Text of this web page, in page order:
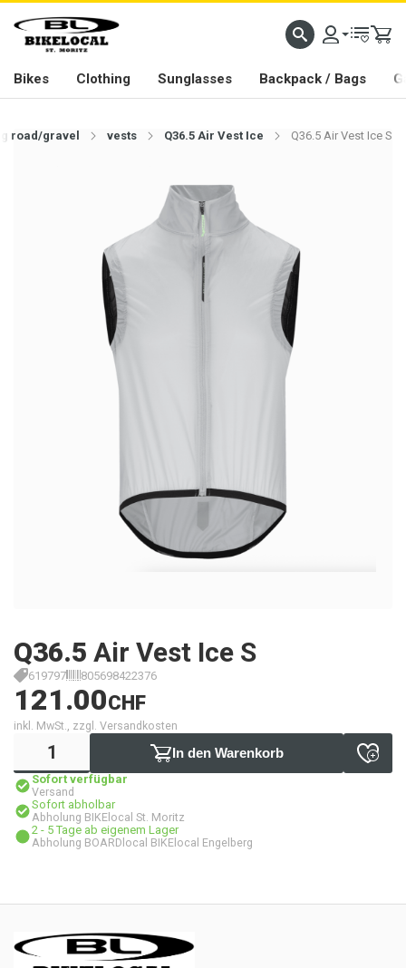
PASSION IN ALL WE DO
Bikes Clothing Sunglasses Backpack / Bags
road/gravel vests Q36.5 Air Vest Ice Q36.5 Air Vest Ice S
Q36.5 Air Vest Ice S
619797 805698422376
121.00CHF
inkl. MwSt., zzgl. Versandkosten
In den Warenkorb
Sofort verfügbar
Versand
Sofort abholbar
Abholung BIKElocal St. Moritz
2 - 5 Tage ab eigenem Lager
Abholung BOARDlocal BIKElocal Engelberg